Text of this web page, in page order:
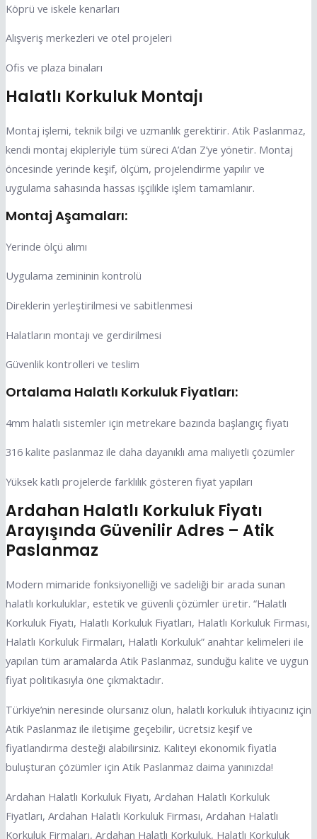
Köprü ve iskele kenarları
Alışveriş merkezleri ve otel projeleri
Ofis ve plaza binaları
Halatlı Korkuluk Montajı
Montaj işlemi, teknik bilgi ve uzmanlık gerektirir. Atik Paslanmaz,
kendi montaj ekipleriyle tüm süreci A’dan Z’ye yönetir. Montaj
öncesinde yerinde keşif, ölçüm, projelendirme yapılır ve
uygulama sahasında hassas işçilikle işlem tamamlanır.
Montaj Aşamaları:
Yerinde ölçü alımı
Uygulama zemininin kontrolü
Direklerin yerleştirilmesi ve sabitlenmesi
Halatların montajı ve gerdirilmesi
Güvenlik kontrolleri ve teslim
Ortalama Halatlı Korkuluk Fiyatları:
4mm halatlı sistemler için metrekare bazında başlangıç fiyatı
316 kalite paslanmaz ile daha dayanıklı ama maliyetli çözümler
Yüksek katlı projelerde farklılık gösteren fiyat yapıları
Ardahan Halatlı Korkuluk Fiyatı
Arayışında Güvenilir Adres – Atik
Paslanmaz
Modern mimaride fonksiyonelliği ve sadeliği bir arada sunan
halatlı korkuluklar, estetik ve güvenli çözümler üretir. “Halatlı
Korkuluk Fiyatı, Halatlı Korkuluk Fiyatları, Halatlı Korkuluk Firması,
Halatlı Korkuluk Firmaları, Halatlı Korkuluk” anahtar kelimeleri ile
yapılan tüm aramalarda Atik Paslanmaz, sunduğu kalite ve uygun
fiyat politikasıyla öne çıkmaktadır.
Türkiye’nin neresinde olursanız olun, halatlı korkuluk ihtiyacınız için
Atik Paslanmaz ile iletişime geçebilir, ücretsiz keşif ve
fiyatlandırma desteği alabilirsiniz. Kaliteyi ekonomik fiyatla
buluşturan çözümler için Atik Paslanmaz daima yanınızda!
Ardahan Halatlı Korkuluk Fiyatı, Ardahan Halatlı Korkuluk
Fiyatları, Ardahan Halatlı Korkuluk Firması, Ardahan Halatlı
Korkuluk Firmaları, Ardahan Halatlı Korkuluk, Halatlı Korkuluk